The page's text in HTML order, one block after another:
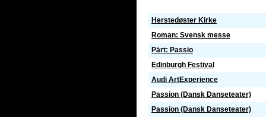
Herstedøster Kirke
Roman: Svensk messe
Pärt: Passio
Edinburgh Festival
Audi ArtExperience
Passion (Dansk Danseteater)
Passion (Dansk Danseteater)